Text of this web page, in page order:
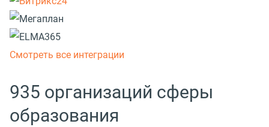
Смотреть все интеграции
935 организаций сферы
образования